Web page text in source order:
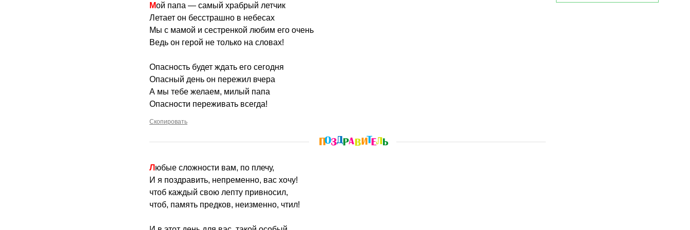
Мой папа — самый храбрый летчик
Летает он бесстрашно в небесах
Мы с мамой и сестренкой любим его очень
Ведь он герой не только на словах!
Опасность будет ждать его сегодня
Опасный день он пережил вчера
А мы тебе желаем, милый папа
Опасности переживать всегда!
Скопировать
Любые сложности вам, по плечу,
И я поздравить, непременно, вас хочу!
чтоб каждый свою лепту привносил,
чтоб, память предков, неизменно, чтил!